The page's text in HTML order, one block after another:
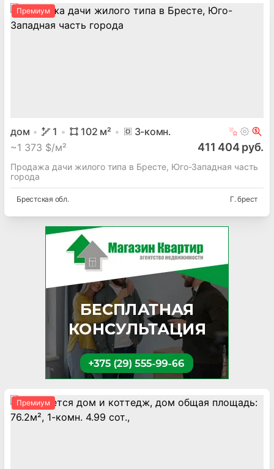
Премиум
дом 1 102 м² 3-комн.
~1 373 $/м² 411 404 руб.
Продажа дачи жилого типа в Бресте, Юго-Западная часть
города
Брестская обл. Г. брест
Премиум